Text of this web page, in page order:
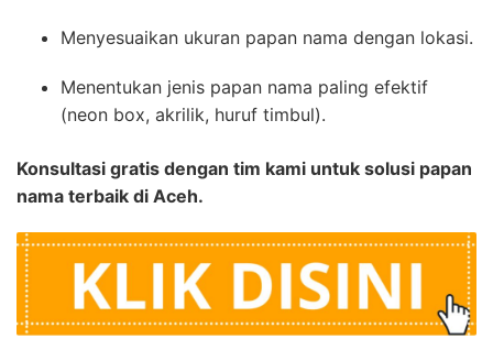
Menyesuaikan ukuran papan nama dengan lokasi.
Menentukan jenis papan nama paling efektif
(neon box, akrilik, huruf timbul).
Konsultasi gratis dengan tim kami untuk solusi papan
nama terbaik di Aceh.